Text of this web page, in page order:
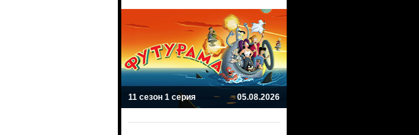
11 сезон 1 серия 05.08.2026